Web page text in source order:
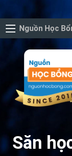
Nguồn Học
Săn